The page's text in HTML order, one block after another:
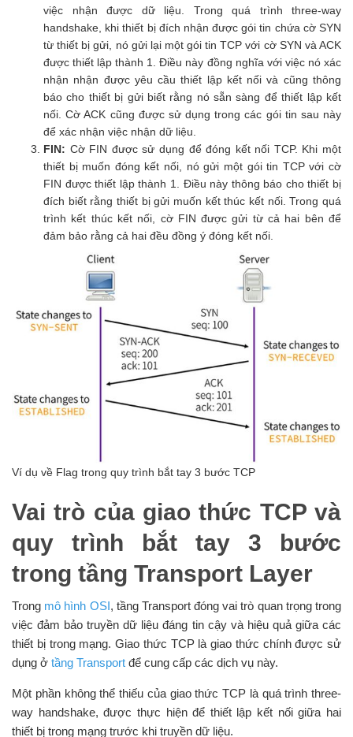
việc nhận được dữ liệu. Trong quá trình three-way
handshake, khi thiết bị đích nhận được gói tin chứa cờ SYN
từ thiết bị gửi, nó gửi lại một gói tin TCP với cờ SYN và ACK
được thiết lập thành 1. Điều này đồng nghĩa với việc nó xác
nhận nhận được yêu cầu thiết lập kết nối và cũng thông
báo cho thiết bị gửi biết rằng nó sẵn sàng để thiết lập kết
nối. Cờ ACK cũng được sử dụng trong các gói tin sau này
để xác nhận việc nhận dữ liệu.
FIN: Cờ FIN được sử dụng để đóng kết nối TCP. Khi một
thiết bị muốn đóng kết nối, nó gửi một gói tin TCP với cờ
FIN được thiết lập thành 1. Điều này thông báo cho thiết bị
đích biết rằng thiết bị gửi muốn kết thúc kết nối. Trong quá
trình kết thúc kết nối, cờ FIN được gửi từ cả hai bên để
đảm bảo rằng cả hai đều đồng ý đóng kết nối.
Ví dụ về Flag trong quy trình bắt tay 3 bước TCP
Vai trò của giao thức TCP và
quy trình bắt tay 3 bước
trong tầng Transport Layer
Trong mô hình OSI, tầng Transport đóng vai trò quan trọng trong
việc đảm bảo truyền dữ liệu đáng tin cậy và hiệu quả giữa các
thiết bị trong mạng. Giao thức TCP là giao thức chính được sử
dụng ở tầng Transport để cung cấp các dịch vụ này.
Một phần không thể thiếu của giao thức TCP là quá trình three-
way handshake, được thực hiện để thiết lập kết nối giữa hai
thiết bị trong mạng trước khi truyền dữ liệu.